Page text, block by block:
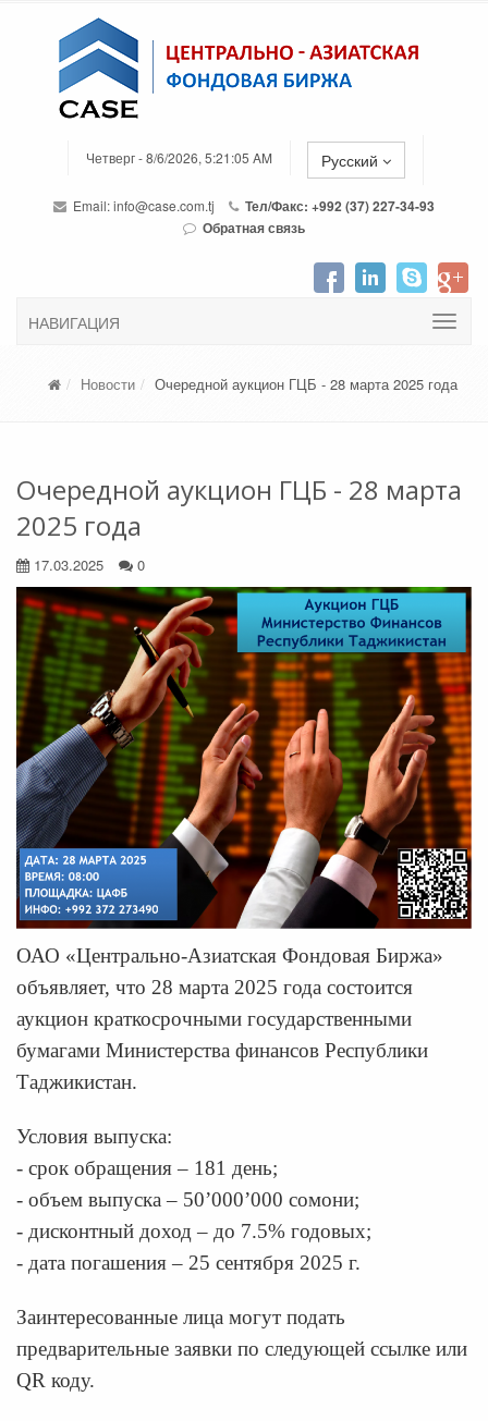
Четверг - 8/6/2026, 5:21:05 AM Русский
Email:info@case.com.tj
Тел/Факс: +992 (37) 227-34-93
Обратная связь
НАВИГАЦИЯ
Новости Очередной аукцион ГЦБ - 28 марта 2025 года
Очередной аукцион ГЦБ - 28 марта
2025 года
17.03.2025 0
ОАО «Центрально-Азиатская Фондовая Биржа»
объявляет, что 28 марта 2025 года состоится
аукцион краткосрочными государственными
бумагами Министерства финансов Республики
Таджикистан.
Условия выпуска:
- срок обращения – 181 день;
- объем выпуска – 50’000’000 сомони;
- дисконтный доход – до 7.5% годовых;
- дата погашения – 25 сентября 2025 г.
Заинтересованные лица могут подать
предварительные заявки по следующей ссылке или
QR коду.